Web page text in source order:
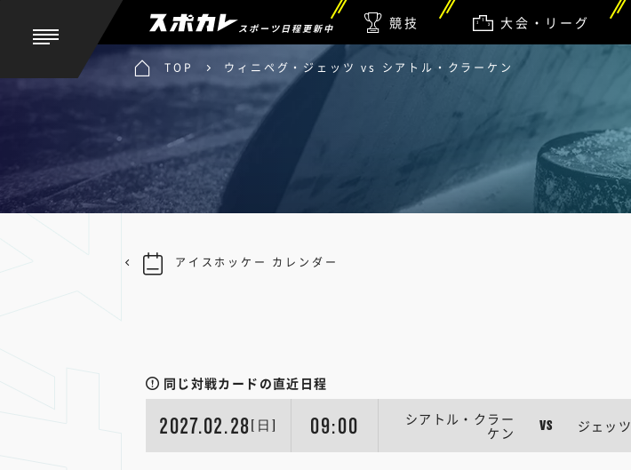
スポーツ日程更新中 競技 大会・リーグ
TOP ウィニペグ・ジェッツ vs シアトル・クラーケン
同じ対戦カードの直近日程
2027.02.28 [日] 09:00
シアトル・クラー
ケン
VS ジェッツ
アイスホッケー カレンダー